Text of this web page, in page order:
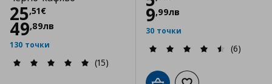
25,51€
Цена
49,89лв
130 точки
(15)
9,99лв
30 точки
(6)